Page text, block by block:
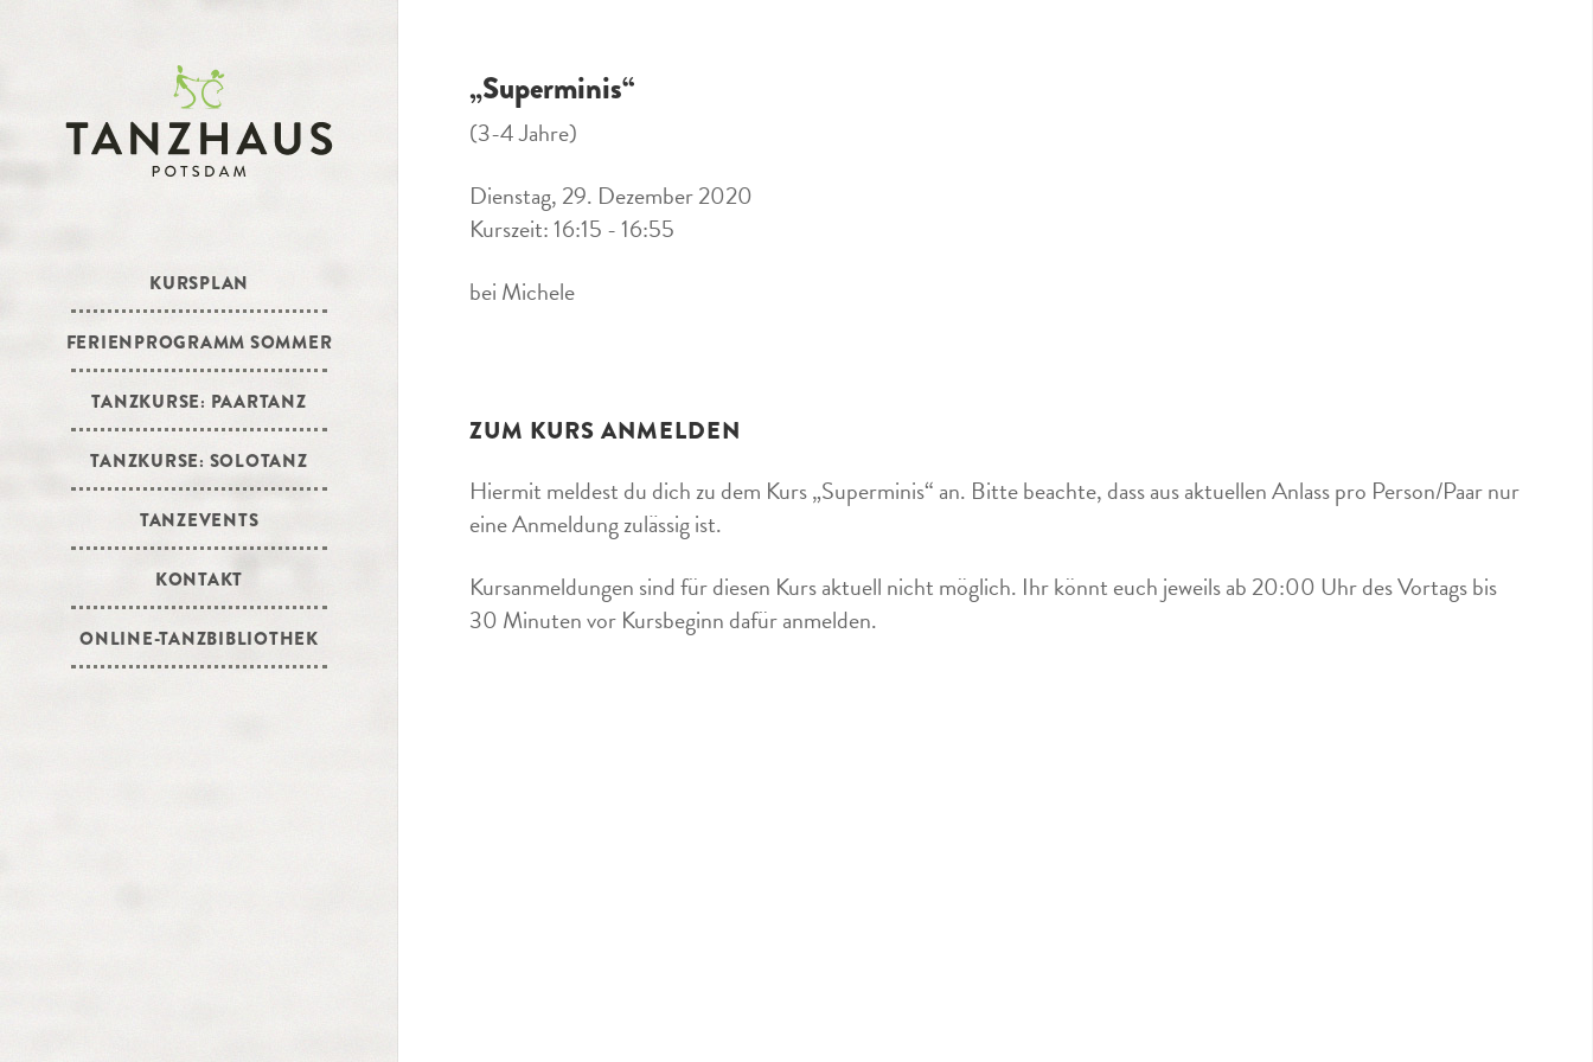
KURSPLAN
FERIENPROGRAMM SOMMER
TANZKURSE: PAARTANZ
TANZKURSE: SOLOTANZ
TANZEVENTS
KONTAKT
ONLINE-TANZBIBLIOTHEK
„Superminis“
(3-4 Jahre)
Dienstag, 29. Dezember 2020
Kurszeit: 16:15 - 16:55
bei Michele
ZUM KURS ANMELDEN
Hiermit meldest du dich zu dem Kurs „Superminis“ an. Bitte beachte, dass aus aktuellen Anlass pro Person/Paar nur
eine Anmeldung zulässig ist.
Kursanmeldungen sind für diesen Kurs aktuell nicht möglich. Ihr könnt euch jeweils ab 20:00 Uhr des Vortags bis
30 Minuten vor Kursbeginn dafür anmelden.